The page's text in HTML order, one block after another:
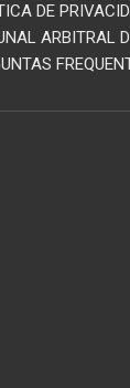
DE
ARBITRAL